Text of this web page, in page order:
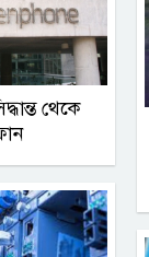
থেকে